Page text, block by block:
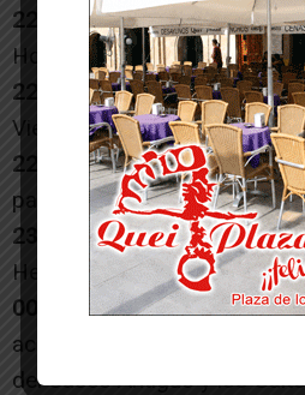
22.30
– Concierto “BIFFS” y
Horno de la Higuera.
22.30
– Pasacalles con Don
Vieja recorriendo varias
22.30
– Concierto “NITA &
patio de la Peña Beterri.
23.00
– 02:30 Dj’s CARLOS
Herrerías.
00.00
– Desfile de
acompañado de la Nueva
del Casco Antiguo y los